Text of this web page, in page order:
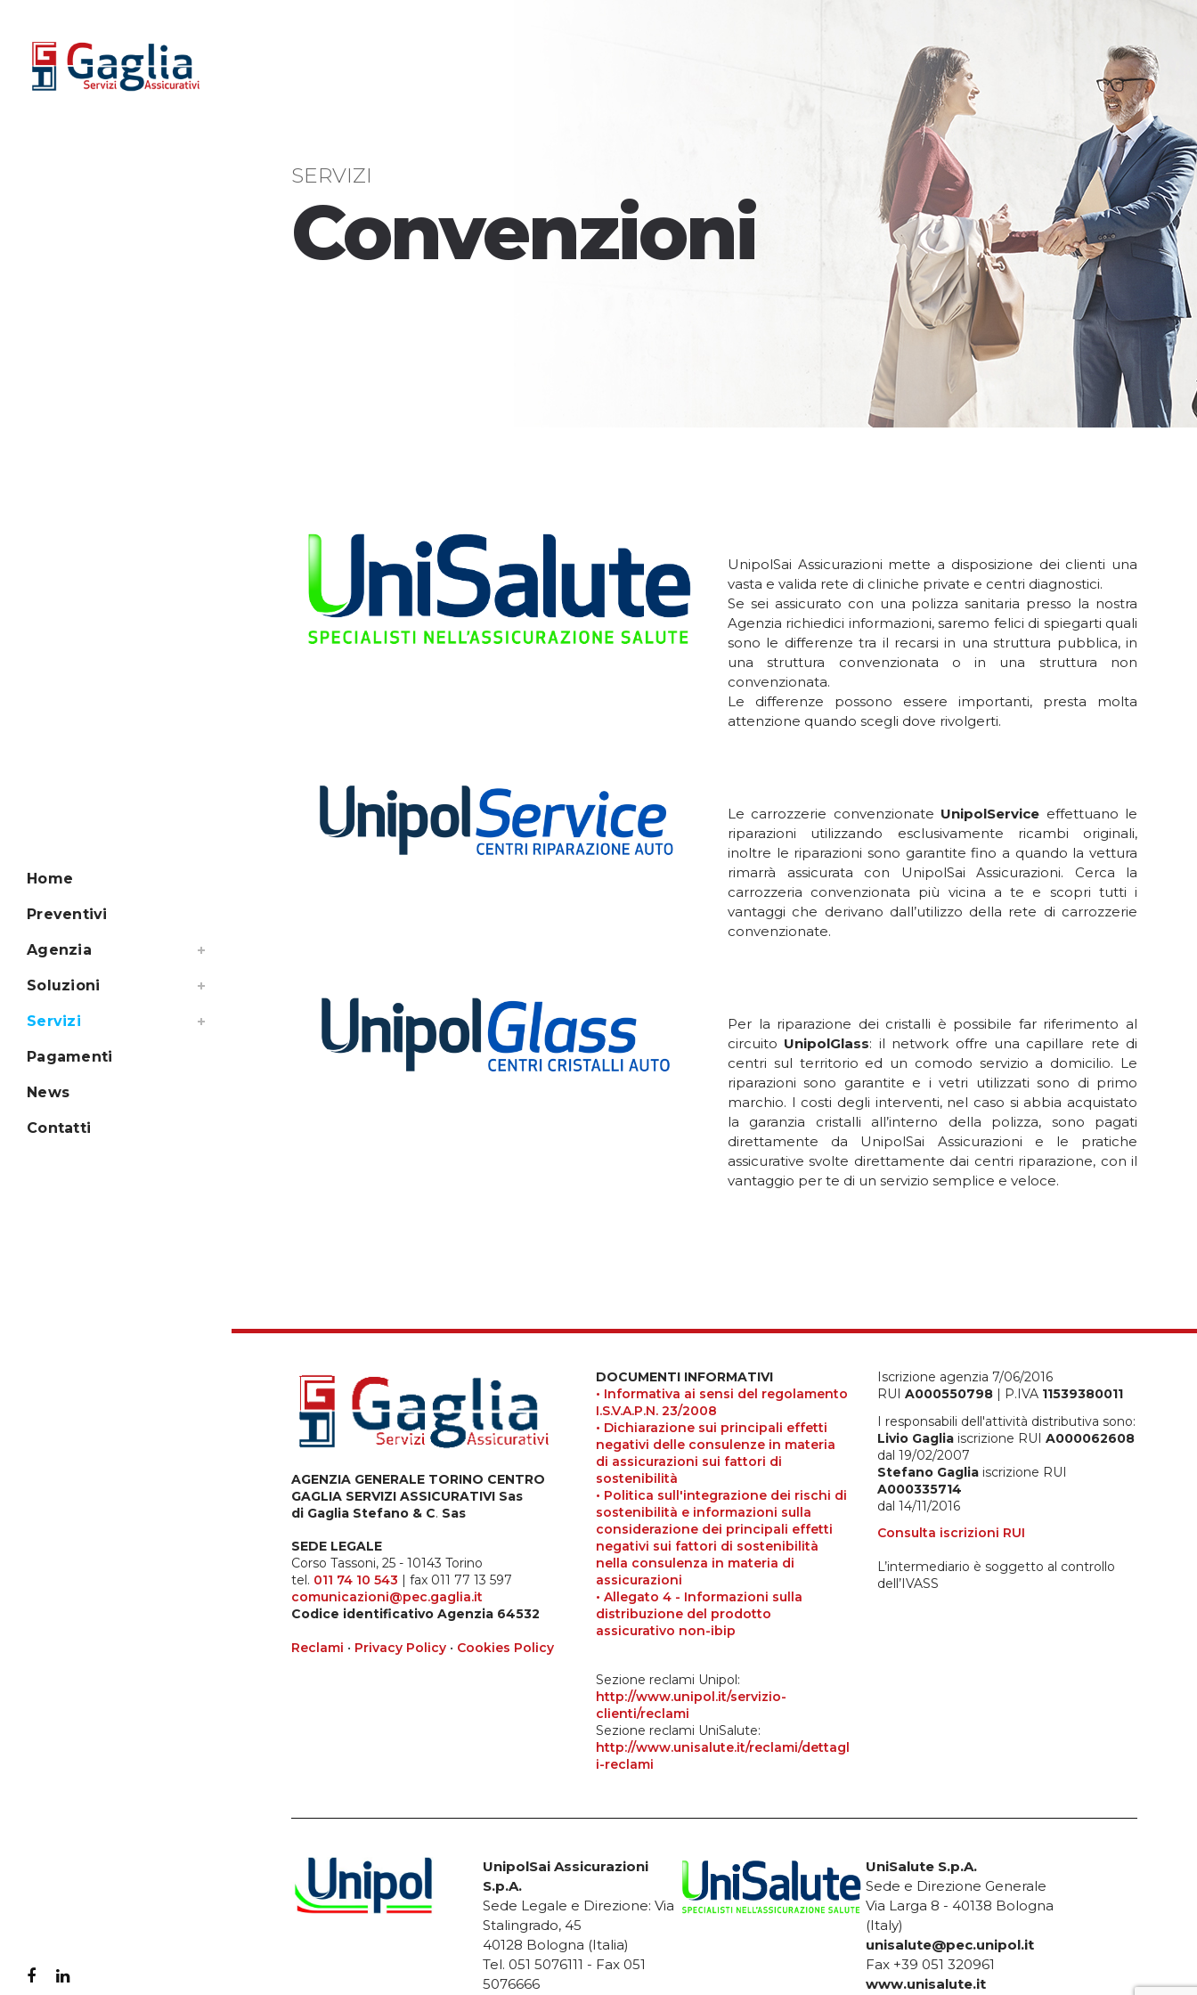
Home
Preventivi
Agenzia
Soluzioni
Servizi
Pagamenti
News
Contatti
SERVIZI
Convenzioni
UnipolSai Assicurazioni mette a disposizione dei clienti una
vasta e valida rete di cliniche private e centri diagnostici.
Se sei assicurato con una polizza sanitaria presso la nostra
Agenzia richiedici informazioni, saremo felici di spiegarti quali
sono le differenze tra il recarsi in una struttura pubblica, in
una struttura convenzionata o in una struttura non
convenzionata.
Le differenze possono essere importanti, presta molta
attenzione quando scegli dove rivolgerti.
Le carrozzerie convenzionate UnipolService effettuano le
riparazioni utilizzando esclusivamente ricambi originali,
inoltre le riparazioni sono garantite fino a quando la vettura
rimarrà assicurata con UnipolSai Assicurazioni. Cerca la
carrozzeria convenzionata più vicina a te e scopri tutti i
vantaggi che derivano dall’utilizzo della rete di carrozzerie
convenzionate.
Per la riparazione dei cristalli è possibile far riferimento al
circuito UnipolGlass: il network offre una capillare rete di
centri sul territorio ed un comodo servizio a domicilio. Le
riparazioni sono garantite e i vetri utilizzati sono di primo
marchio. I costi degli interventi, nel caso si abbia acquistato
la garanzia cristalli all’interno della polizza, sono pagati
direttamente da UnipolSai Assicurazioni e le pratiche
assicurative svolte direttamente dai centri riparazione, con il
vantaggio per te di un servizio semplice e veloce.
AGENZIA GENERALE TORINO CENTRO
GAGLIA SERVIZI ASSICURATIVI Sas
di Gaglia Stefano & C. Sas
SEDE LEGALE
Corso Tassoni, 25 - 10143 Torino
tel. 011 74 10 543 | fax 011 77 13 597
comunicazioni@pec.gaglia.it
Codice identificativo Agenzia 64532
Reclami • Privacy Policy • Cookies Policy
DOCUMENTI INFORMATIVI
• Informativa ai sensi del regolamento
I.S.V.A.P.N. 23/2008
• Dichiarazione sui principali effetti
negativi delle consulenze in materia
di assicurazioni sui fattori di
sostenibilità
• Politica sull'integrazione dei rischi di
sostenibilità e informazioni sulla
considerazione dei principali effetti
negativi sui fattori di sostenibilità
nella consulenza in materia di
assicurazioni
• Allegato 4 - Informazioni sulla
distribuzione del prodotto
assicurativo non-ibip
Sezione reclami Unipol:
http://www.unipol.it/servizio-
clienti/reclami
Sezione reclami UniSalute:
http://www.unisalute.it/reclami/dettagl
i-reclami
Iscrizione agenzia 7/06/2016
RUIA000550798 | P.IVA 11539380011
I responsabili dell'attività distributiva sono:
Livio Gaglia iscrizione RUIA000062608
dal 19/02/2007
Stefano Gaglia iscrizione RUI
A000335714
dal 14/11/2016
Consulta iscrizioni RUI
L’intermediario è soggetto al controllo
dell’IVASS
UnipolSai Assicurazioni
S.p.A.
Sede Legale e Direzione: Via
Stalingrado, 45
40128 Bologna (Italia)
Tel. 051 5076111 - Fax 051
5076666
UniSalute S.p.A.
Sede e Direzione Generale
Via Larga 8 - 40138 Bologna
(Italy)
unisalute@pec.unipol.it
Fax +39 051 320961
www.unisalute.it